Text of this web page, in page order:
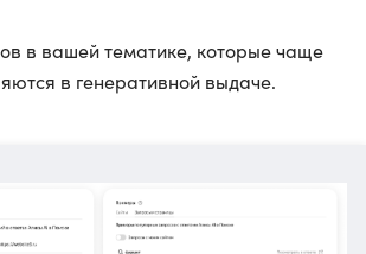
в вашей тематике, которые чаще
в генеративной выдаче.